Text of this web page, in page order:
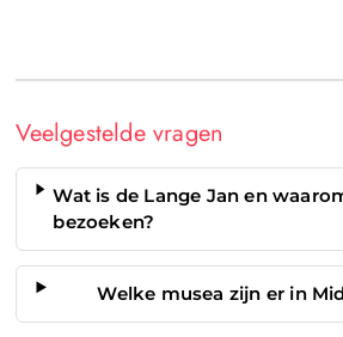
Veelgestelde vragen
Wat is de Lange Jan en
bezoeken?
Welke musea zijn er in